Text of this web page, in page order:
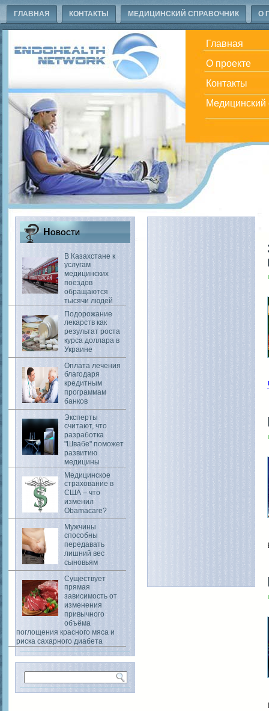
ГЛАВНАЯ КОНТАКТЫ МЕДИЦИНСКИЙ СПРАВОЧНИК О
Главная
О проекте
Контакты
Медицинский
Новости
В Казахстане к
услугам
медицинских
поездов
обращаются
тысячи людей
Подорожание
лекарств как
результат роста
курса доллара в
Украине
Оплата лечения
благодаря
кредитным
программам
банков
Эксперты
считают, что
разработка
"Швабе" поможет
развитию
медицины
Медицинское
страхование в
США – что
изменил
Obamacare?
Мужчины
способны
передавать
лишний вес
сыновьям
Существует
прямая
зависимость от
изменения
привычного
объёма
поглощения красного мяса и
риска сахарного диабета